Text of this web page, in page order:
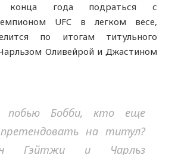
конца года подраться с
UFC в легком весе,
по итогам титульного
Оливейрой и Джастином
побью Бобби, кто еще
на титул?
Гэйтжи и Чарльз